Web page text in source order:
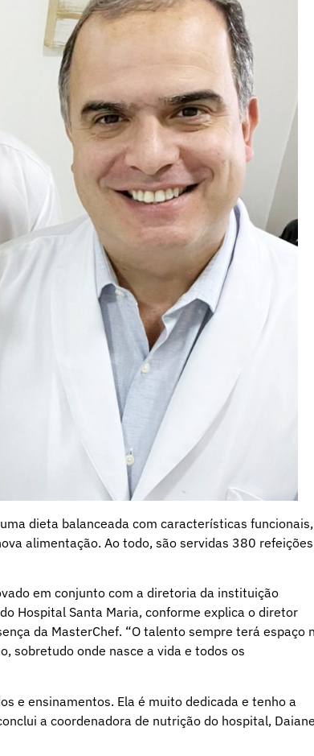
dieta balanceada com características funcionais,
alimentação. Ao todo, são servidas 380 refeições
em conjunto com a diretoria da instituição
Hospital Santa Maria, conforme explica o diretor
da MasterChef. “O talento sempre terá espaço
sobretudo onde nasce a vida e todos os
e ensinamentos. Ela é muito dedicada e tenho a
a coordenadora de nutrição do hospital,